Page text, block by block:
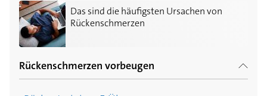
Das sind die häufigsten Ursachen von
Rückenschmerzen
Das sind die häufigsten Ursachen von
Rückenschmerzen vorbeugen